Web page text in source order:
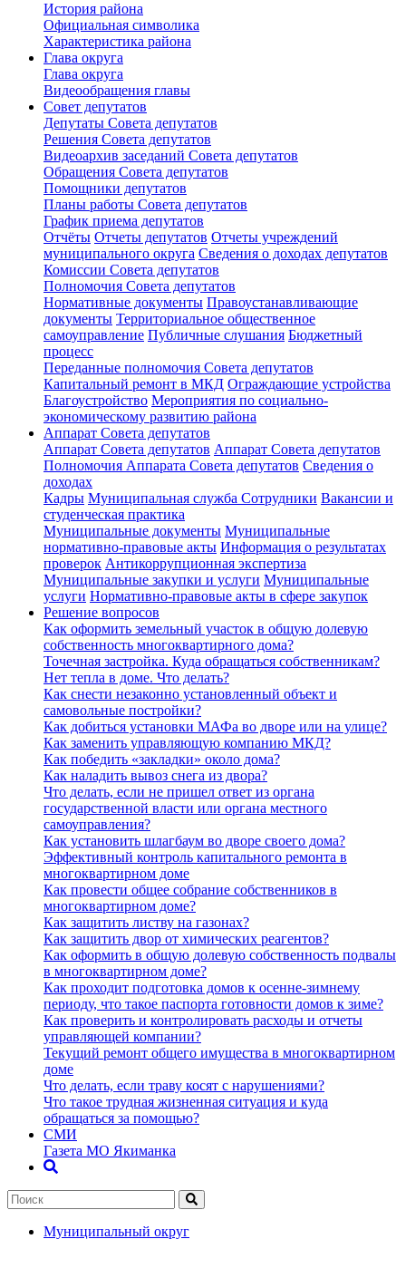
История района
Официальная символика
Характеристика района
Глава округа
Глава округа
Видеообращения главы
Совет депутатов
Депутаты Совета депутатов
Решения Совета депутатов
Видеоархив заседаний Совета депутатов
Обращения Совета депутатов
Помощники депутатов
Планы работы Совета депутатов
График приема депутатов
Отчёты Отчеты депутатов Отчеты учреждений
муниципального округа Сведения о доходах депутатов
Комиссии Cовета депутатов
Полномочия Совета депутатов
Нормативные документы Правоустанавливающие
документы Территориальное общественное
самоуправление Публичные слушания Бюджетный
процесс
Переданные полномочия Совета депутатов
Капитальный ремонт в МКД Ограждающие устройства
Благоустройство Мероприятия по социально-
экономическому развитию района
Аппарат Совета депутатов
Аппарат Совета депутатoв Аппарат Совета депутатов
Полномочия Аппарата Совета депутатов Сведения о
доходах
Кадры Муниципальная служба Сотрудники Вакансии и
студенческая практика
Муниципальные документы Муниципальные
нормативно-правовые акты Информация о результатах
проверок Антикоррупционная экспертиза
Муниципальные закупки и услуги Муниципальные
услуги Нормативно-правовые акты в сфере закупок
Решение вопросов
Как оформить земельный участок в общую долевую
собственность многоквартирного дома?
Точечная застройка. Куда обращаться собственникам?
Нет тепла в доме. Что делать?
Как снести незаконно установленный объект и
самовольные постройки?
Как добиться установки МАФа во дворе или на улице?
Как заменить управляющую компанию МКД?
Как победить «закладки» около дома?
Как наладить вывоз снега из двора?
Что делать, если не пришел ответ из органа
государственной власти или органа местного
самоуправления?
Как установить шлагбаум во дворе своего дома?
Эффективный контроль капитального ремонта в
многоквартирном доме
Как провести общее собрание собственников в
многоквартирном доме?
Как защитить листву на газонах?
Как защитить двор от химических реагентов?
Как оформить в общую долевую собственность подвалы
в многоквартирном доме?
Как проходит подготовка домов к осенне-зимнему
периоду, что такое паспорта готовности домов к зиме?
Как проверить и контролировать расходы и отчеты
управляющей компании?
Текущий ремонт общего имущества в многоквартирном
доме
Что делать, если траву косят с нарушениями?
Что такое трудная жизненная ситуация и куда
обращаться за помощью?
СМИ
Газета МО Якиманка
Муниципальный округ